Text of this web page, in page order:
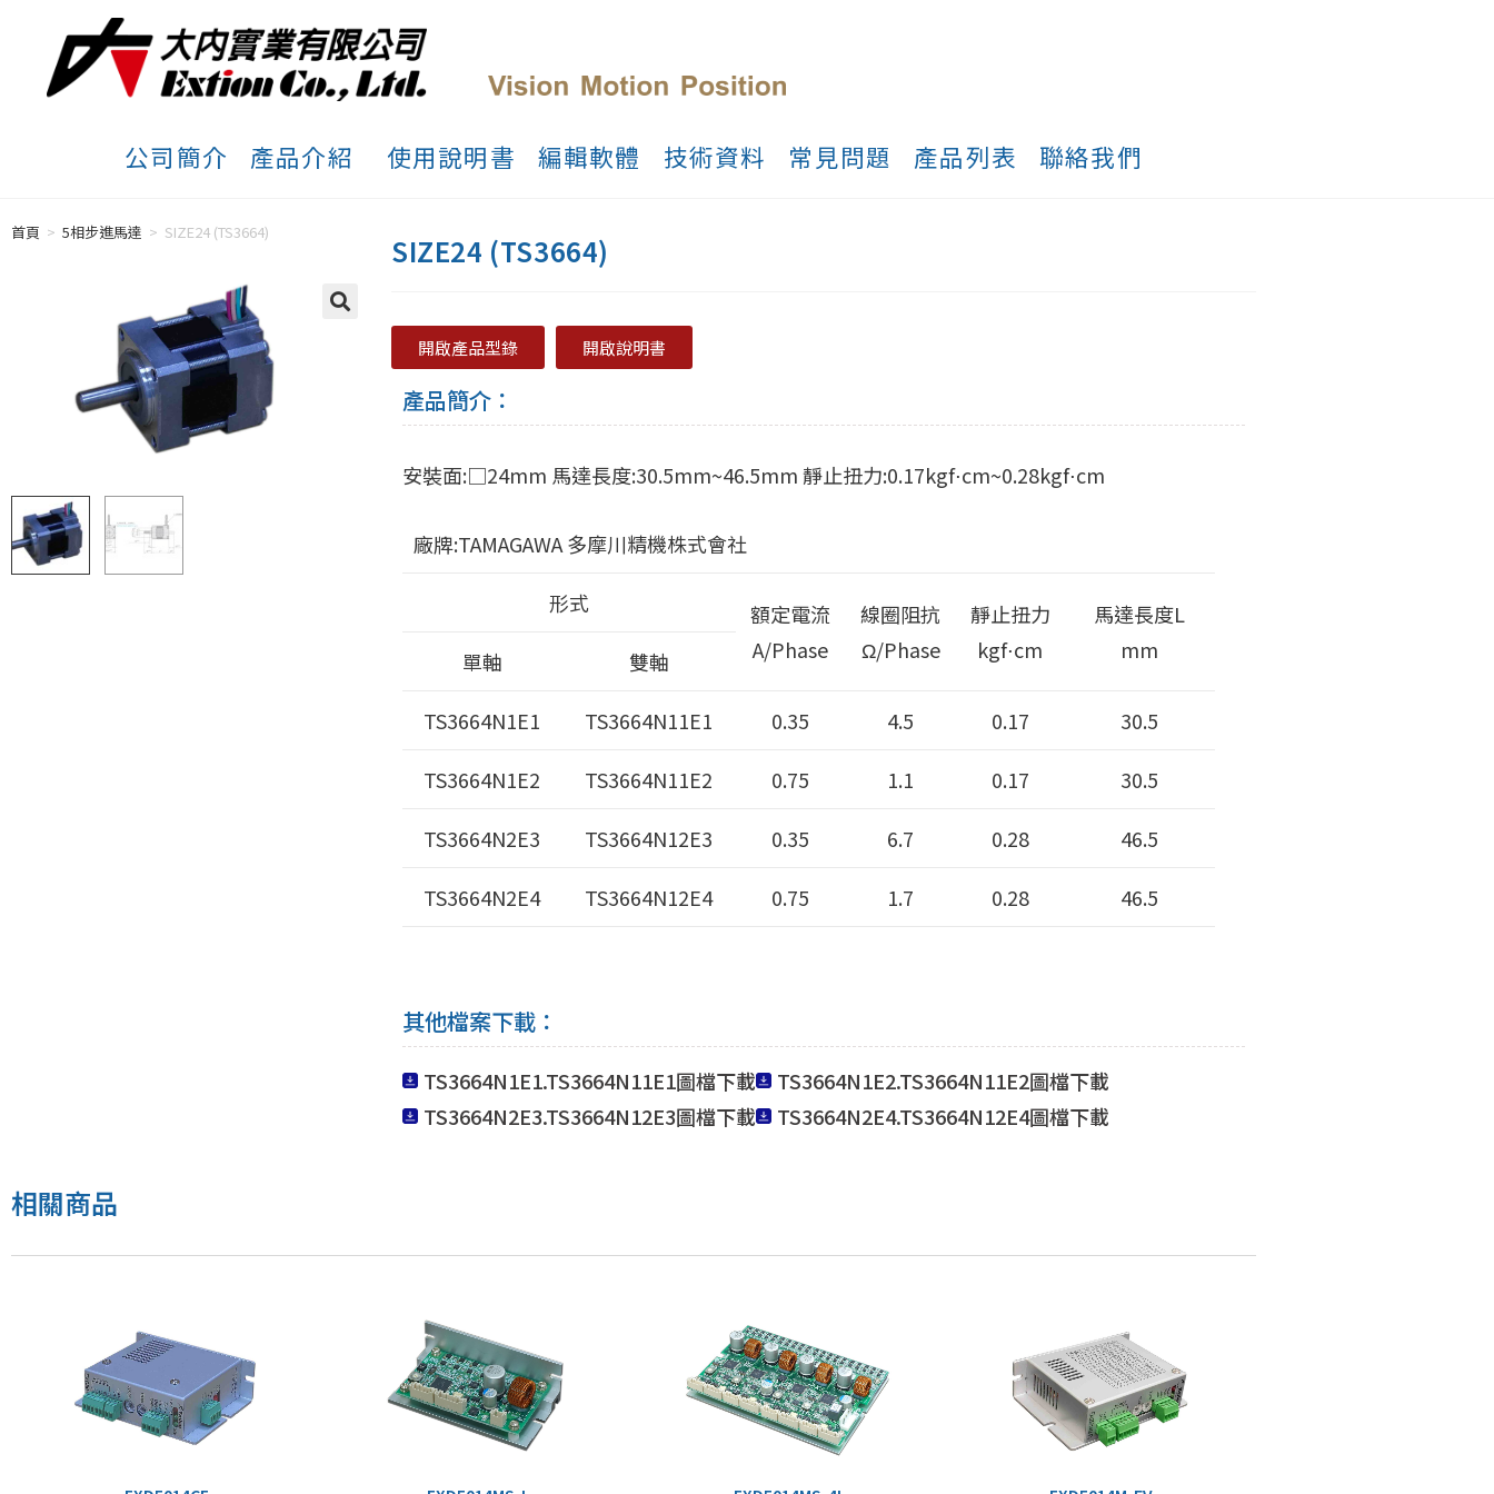
公司簡介 產品介紹 使用說明書 編輯軟體 技術資料 常見問題 產品列表 聯絡我們
首頁 > 5相步進馬達 > SIZE24 (TS3664) SIZE24 (TS3664)
開啟產品型錄 開啟說明書
產品簡介：
安裝面:□24mm 馬達長度:30.5mm~46.5mm 靜止扭力:0.17kgf⋅cm~0.28kgf⋅cm
廠牌:TAMAGAWA 多摩川精機株式會社
形式
額定電流
A/Phase
線圈阻抗
Ω/Phase
靜止扭力
kgf⋅cm
馬達長度L
mm
單軸 雙軸
TS3664N1E1 TS3664N11E1 0.35 4.5 0.17 30.5
TS3664N1E2 TS3664N11E2 0.75 1.1 0.17 30.5
TS3664N2E3 TS3664N12E3 0.35 6.7 0.28 46.5
TS3664N2E4 TS3664N12E4 0.75 1.7 0.28 46.5
其他檔案下載：
TS3664N1E1.TS3664N11E1圖檔下載
TS3664N1E2.TS3664N11E2圖檔下載
TS3664N2E3.TS3664N12E3圖檔下載
TS3664N2E4.TS3664N12E4圖檔下載
相關商品